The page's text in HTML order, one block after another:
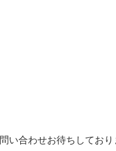
い合わせお待ちしており